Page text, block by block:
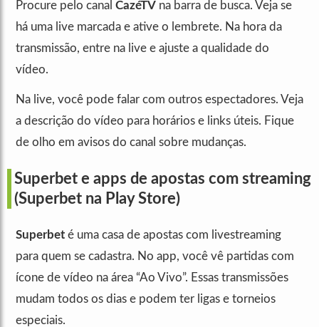
Procure pelo canal CazéTV na barra de busca. Veja se
há uma live marcada e ative o lembrete. Na hora da
transmissão, entre na live e ajuste a qualidade do
vídeo.
Na live, você pode falar com outros espectadores. Veja
a descrição do vídeo para horários e links úteis. Fique
de olho em avisos do canal sobre mudanças.
Superbet e apps de apostas com streaming
(Superbet na Play Store)
Superbet é uma casa de apostas com livestreaming
para quem se cadastra. No app, você vê partidas com
ícone de vídeo na área “Ao Vivo”. Essas transmissões
mudam todos os dias e podem ter ligas e torneios
especiais.